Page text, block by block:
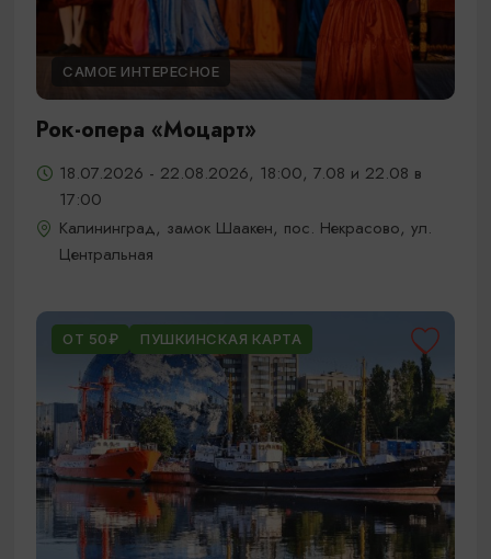
САМОЕ ИНТЕРЕСНОЕ
Рок-опера «Моцарт»
18.07.2026 - 22.08.2026, 18:00, 7.08 и 22.08 в
17:00
Калининград, замок Шаакен, пос. Некрасово, ул.
Центральная
ОТ 50₽ ПУШКИНСКАЯ КАРТА